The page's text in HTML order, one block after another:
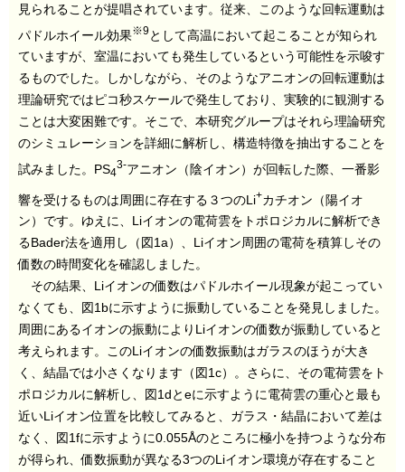
見られることが提唱されています。従来、このような回転運動は
パドルホイール効果※9として高温において起こることが知られ
ていますが、室温においても発生しているという可能性を示唆す
るものでした。しかしながら、そのようなアニオンの回転運動は
理論研究ではピコ秒スケールで発生しており、実験的に観測する
ことは大変困難です。そこで、本研究グループはそれら理論研究
のシミュレーションを詳細に解析し、構造特徴を抽出することを
試みました。PS4
3-アニオン（陰イオン）が回転した際、一番影
響を受けるものは周囲に存在する３つのLi+カチオン（陽イオ
ン）です。ゆえに、Liイオンの電荷雲をトポロジカルに解析でき
るBader法を適用し（図1a）、Liイオン周囲の電荷を積算しその
価数の時間変化を確認しました。
その結果、Liイオンの価数はパドルホイール現象が起こってい
なくても、図1bに示すように振動していることを発見しました。
周囲にあるイオンの振動によりLiイオンの価数が振動していると
考えられます。このLiイオンの価数振動はガラスのほうが大き
く、結晶では小さくなります（図1c）。さらに、その電荷雲をト
ポロジカルに解析し、図1dとeに示すように電荷雲の重心と最も
近いLiイオン位置を比較してみると、ガラス・結晶において差は
なく、図1fに示すように0.055Åのところに極小を持つような分布
が得られ、価数振動が異なる3つのLiイオン環境が存在すること